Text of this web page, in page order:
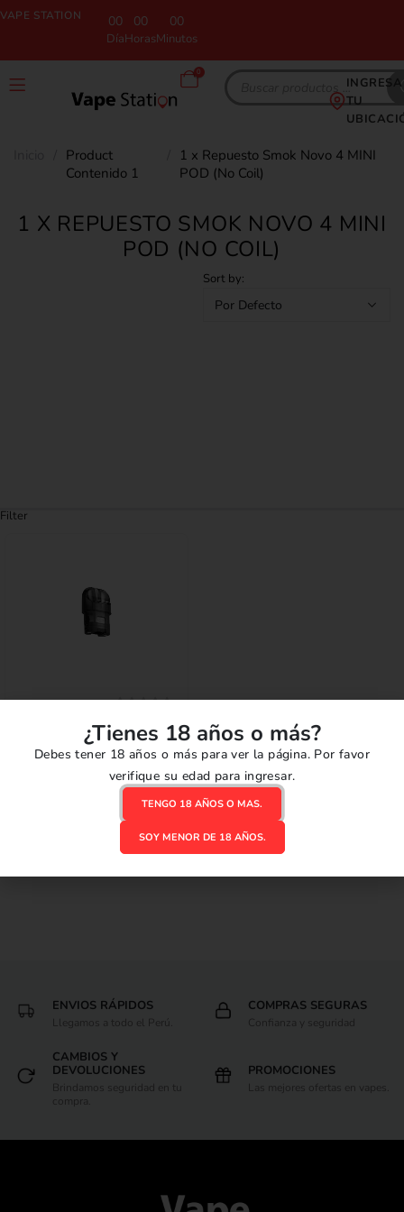
VAPE STATION 00
Día
00
Horas
00
Minutos
0
INGRESA
TU
Product
Contenido 1
1 x Repuesto Smok Novo 4 MINI
POD (No Coil)
1 X REPUESTO SMOK NOVO 4 MINI
POD (NO COIL)
Filter
Sort by:
CARTUCHOS,REPUESTOS
Repuesto Smok Novo 4
MINI POD (No Coil)
20.00
ENVIOS RÁPIDOS
Llegamos a todo el Perú.
COMPRAS SEGURAS
Confianza y seguridad
CAMBIOS Y
DEVOLUCIONES
Brindamos seguridad en tu
compra.
PROMOCIONES
Las mejores ofertas en vapes.
¿Tienes 18 años o más?
Debes tener 18 años o más para ver la página. Por favor
verifique su edad para ingresar.
TENGO 18 AÑOS O MAS.
SOY MENOR DE 18 AÑOS.